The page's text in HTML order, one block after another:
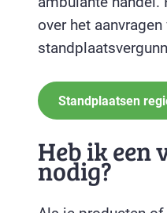
over het aanvragen
Standplaatsen
Heb ik een
nodig?